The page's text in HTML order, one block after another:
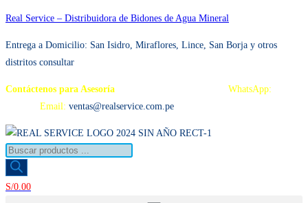
Ir
contenido
Real Service – Distribuidora de Bidones de Agua Mineral
Entrega a Domicilio: San Isidro, Miraflores, Lince, San Borja y otros
distritos consultar
Contáctenos para Asesoría WhatsApp:
Email: ventas@realservice.com.pe
Búsqueda
de
productos
S/0.00